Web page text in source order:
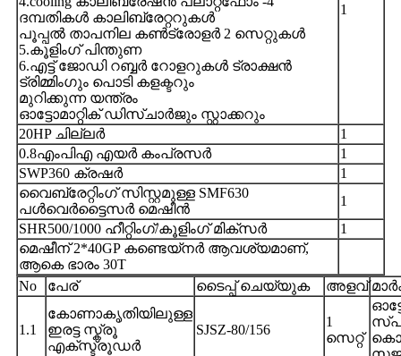
ദമ്പതികൾ കാലിബ്രേറ്ററുകൾ
പൂപ്പൽ താപനില കൺട്രോളർ 2 സെറ്റുകൾ
5.കൂളിംഗ് പിന്തുണ
6.എട്ട് ജോഡി റബ്ബർ റോളറുകൾ ട്രാക്ഷൻ
ട്രിമ്മിംഗും പൊടി കളക്ടറും
മുറിക്കുന്ന യന്ത്രം
ഓട്ടോമാറ്റിക് ഡിസ്ചാർജും സ്റ്റാക്കറും
1
20HP ചില്ലർ
1
0.8എംപിഎ എയർ കംപ്രസർ
1
SWP360 ക്രഷർ
1
വൈബ്രേറ്റിംഗ് സിസ്റ്റമുള്ള SMF630
പൾവെർട്ടൈസർ മെഷീൻ
1
SHR500/1000 ഹീറ്റിംഗ്/കൂളിംഗ് മിക്സർ
1
മെഷീന് 2*40GP കണ്ടെയ്‌നർ ആവശ്യമാണ്,
ആകെ ഭാരം 30T
No
പേര് ടൈപ്പ് ചെയ്യുക അളവ്
1.1
കോണാകൃതിയിലുള്ള
ഇരട്ട സ്ക്രൂ
എക്സ്ട്രൂഡർ
SJSZ-80/156
1
സെറ്റ്